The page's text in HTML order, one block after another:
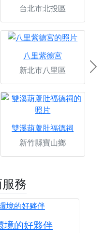
台北市北投區
八里紫德宮
新北市八里區
雙溪葫蘆肚福德祠
新竹縣寶山鄉
務
境的好夥伴